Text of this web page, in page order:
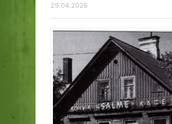
29.04.2026